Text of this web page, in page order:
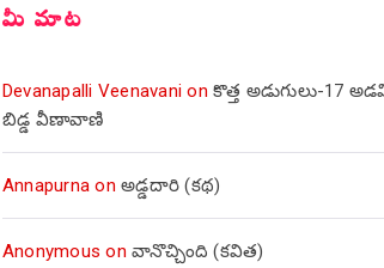
మీ మాట
Devanapalli Veenavani onకొత్త అడుగులు-17
బిడ్డ వీణావాణి
Annapurna onఅడ్డదారి (కథ)
Anonymous onవానొచ్చింది (కవిత)